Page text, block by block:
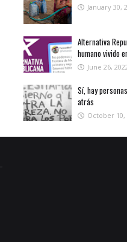
January 30,
Alternativa
humano vivido
June 26,
Sí, hay
atrás
October 10,